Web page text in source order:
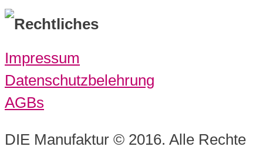
Rechtliches
Impressum
Datenschutzbelehrung
AGBs
DIE Manufaktur © 2016. Alle Rechte